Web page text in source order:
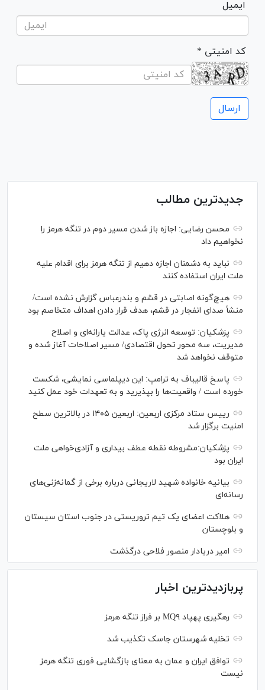
ایمیل
* کد امنیتی
جدیدترین مطالب
محسن رضایی: اجازه باز شدن مسیر دوم در تنگه هرمز را
نخواهیم داد
نباید به دشمنان اجازه دهیم از تنگه هرمز برای اقدام علیه
ملت ایران استفاده کنند
هیچ‌گونه اصابتی در قشم و بندرعباس گزارش نشده است/
منشأ صدای انفجار در قشم، هدف قرار دادن اهداف متخاصم بود
پزشکیان: توسعه انرژی پاک، عدالت یارانه‌ای و اصلاح
مدیریت، سه محور تحول اقتصادی/ مسیر اصلاحات آغاز شده و
متوقف نخواهد شد
پاسخ قالیباف به ترامپ: این دیپلماسی نمایشی، شکست
خورده است / واقعیت‌ها را بپذیرید و به تعهدات خود عمل کنید
رییس ستاد مرکزی اربعین: اربعین ۱۴۰۵ در بالاترین سطح
امنیت برگزار شد
پزشکیان:مشروطه نقطه عطف بیداری و آزادی‌خواهی ملت
ایران بود
بیانیه خانواده شهید لاریجانی درباره برخی از گمانه‌زنی‌های
رسانه‌ای
هلاکت اعضای یک تیم تروریستی در جنوب استان سیستان
و بلوچستان
امیر دریادار منصور فلاحی درگذشت
پربازدیدترین اخبار
رهگیری پهپاد MQ۹ بر فراز تنگه هرمز
تخلیه شهرستان جاسک تکذیب شد
توافق ایران و عمان به معنای بازگشایی فوری تنگه هرمز
نیست